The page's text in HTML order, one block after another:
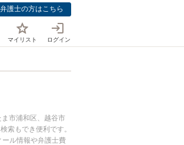
弁護士の方はこちら
マイリスト ログイン
市浦和区、越谷市
索もでき便利です。
ル情報や弁護士費